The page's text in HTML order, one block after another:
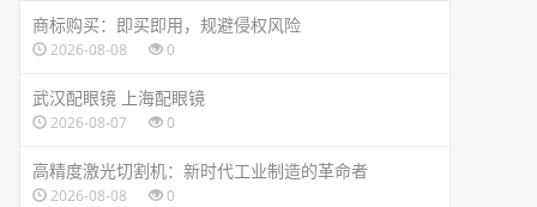
商标购买：即买即用，规避侵权风险
2026-08-08 0
武汉配眼镜 上海配眼镜
2026-08-07 0
高精度激光切割机：新时代工业制造的革命者
2026-08-08 0